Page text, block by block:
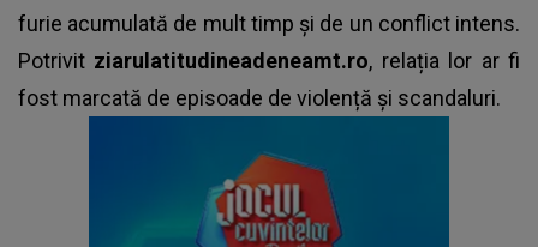
furie acumulată de mult timp și de un conflict intens.
Potrivit ziarulatitudineadeneamt.ro, relația lor ar fi
fost marcată de episoade de violență și scandaluri.